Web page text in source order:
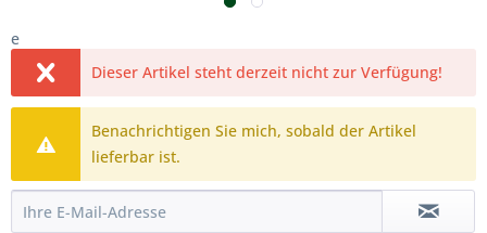
e
Dieser Artikel steht derzeit nicht zur Verfügung!
Benachrichtigen Sie mich, sobald der Artikel
lieferbar ist.